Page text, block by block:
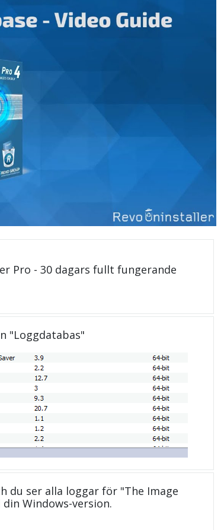
Pro - 30 dagars fullt fungerande
"Loggdatabas"
du ser alla loggar för "The Image
Windows-version.